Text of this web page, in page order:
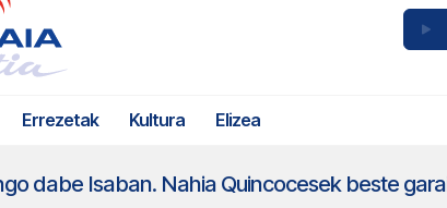
Errezetak Kultura Elizea